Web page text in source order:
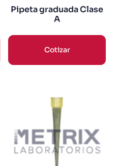
Pipeta graduada Clase
A
Cotizar